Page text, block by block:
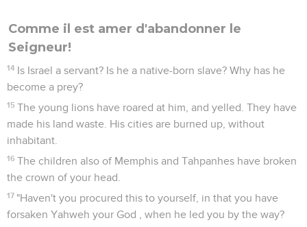
Comme il est amer d'abandonner le
Seigneur!
14 Is Israel a servant? Is he a native-born slave? Why has he
become a prey?
15 The young lions have roared at him, and yelled. They have
made his land waste. His cities are burned up, without
inhabitant.
16 The children also of Memphis and Tahpanhes have broken
the crown of your head.
17 "Haven't you procured this to yourself, in that you have
forsaken Yahweh your God , when he led you by the way?